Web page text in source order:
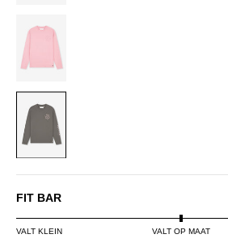
PINK
WASHED
BROWN
FIT BAR
VALT KLEIN VALT OP MAAT